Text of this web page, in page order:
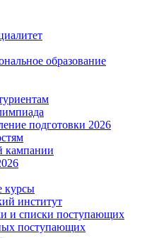
образование
подготовки 2026
кампании
курсы
институт
и списки поступающих
поступающих